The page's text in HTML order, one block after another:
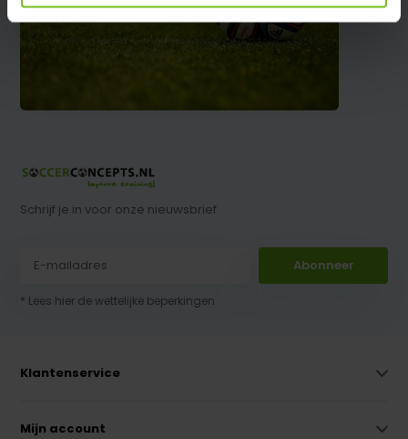
Schrijf je in voor onze nieuwsbrief
Abonneer
* Lees hier de wettelijke beperkingen
Klantenservice
Mijn account